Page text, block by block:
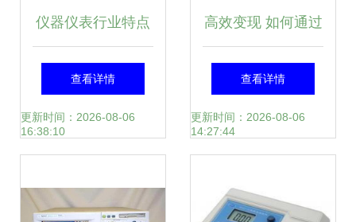
仪器仪表行业特点
及竞争格局分析
查看详情
更新时间：2026-08-06
16:38:10
高效变现 如何通过
现金回收倒闭工厂
的Agilent 8563E频
表
查看详情
更新时间：2026-08-06
14:27:44